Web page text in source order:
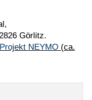
Görlitz.
NEYMO(ca.